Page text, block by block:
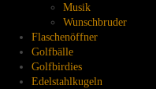
Musik
Wunschbruder
Flaschenöffner
Golfbälle
Golfbirdies
Edelstahlkugeln